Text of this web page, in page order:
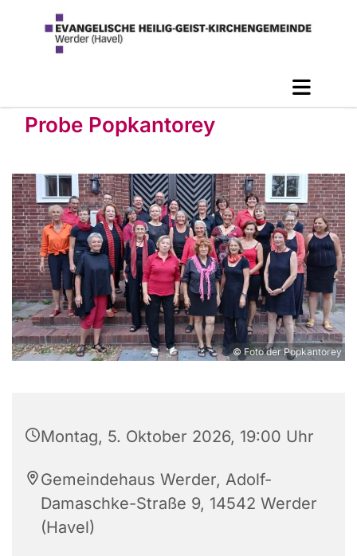
Probe Popkantorey
© Foto der Popkantorey
Montag, 5. Oktober 2026, 19:00 Uhr
Gemeindehaus Werder, Adolf-
Damaschke-Straße 9, 14542 Werder
(Havel)